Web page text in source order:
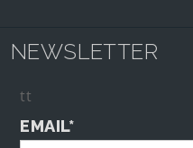
NEWSLETTER
tt
EMAIL*